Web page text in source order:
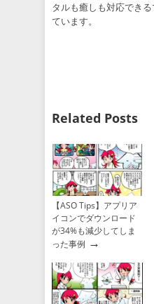
タルも癒しも対応でき
ています。
Related Posts
【ASO Tips】アプリア
イコンでダウンロード
が34%も減少してしま
った事例 →